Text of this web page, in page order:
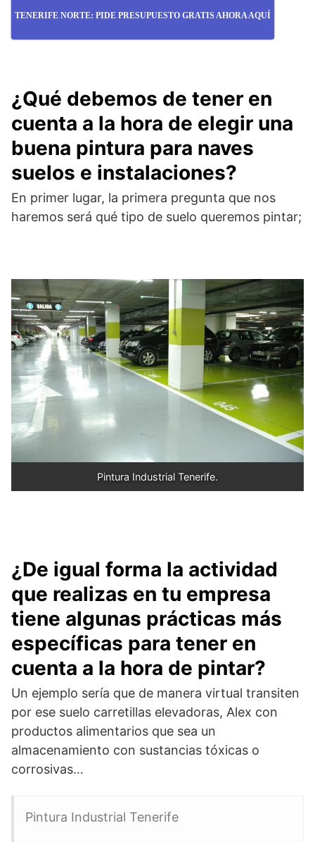
TENERIFE NORTE: PIDE PRESUPUESTO GRATIS AHORA AQUÍ
¿Qué debemos de tener en
cuenta a la hora de elegir una
buena pintura para naves
suelos e instalaciones?
En primer lugar, la primera pregunta que nos
haremos será qué tipo de suelo queremos pintar;
Pintura Industrial Tenerife.
¿De igual forma la actividad
que realizas en tu empresa
tiene algunas prácticas más
específicas para tener en
cuenta a la hora de pintar?
Un ejemplo sería que de manera virtual transiten
por ese suelo carretillas elevadoras, Alex con
productos alimentarios que sea un
almacenamiento con sustancias tóxicas o
corrosivas…
Pintura Industrial Tenerife